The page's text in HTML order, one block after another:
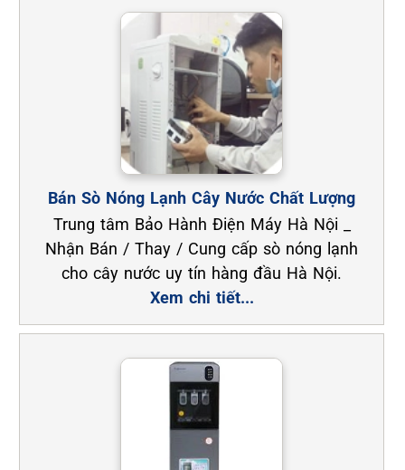
Bán Sò Nóng Lạnh Cây Nước Chất Lượng
Trung tâm Bảo Hành Điện Máy Hà Nội _
Nhận Bán / Thay / Cung cấp sò nóng lạnh
cho cây nước uy tín hàng đầu Hà Nội.
Xem chi tiết...